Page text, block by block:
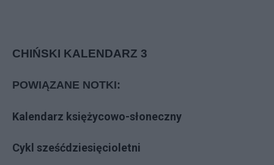
CHIŃSKI KALENDARZ 3
POWIĄZANE NOTKI:
Kalendarz księżycowo-słoneczny
Cykl sześćdziesięcioletni